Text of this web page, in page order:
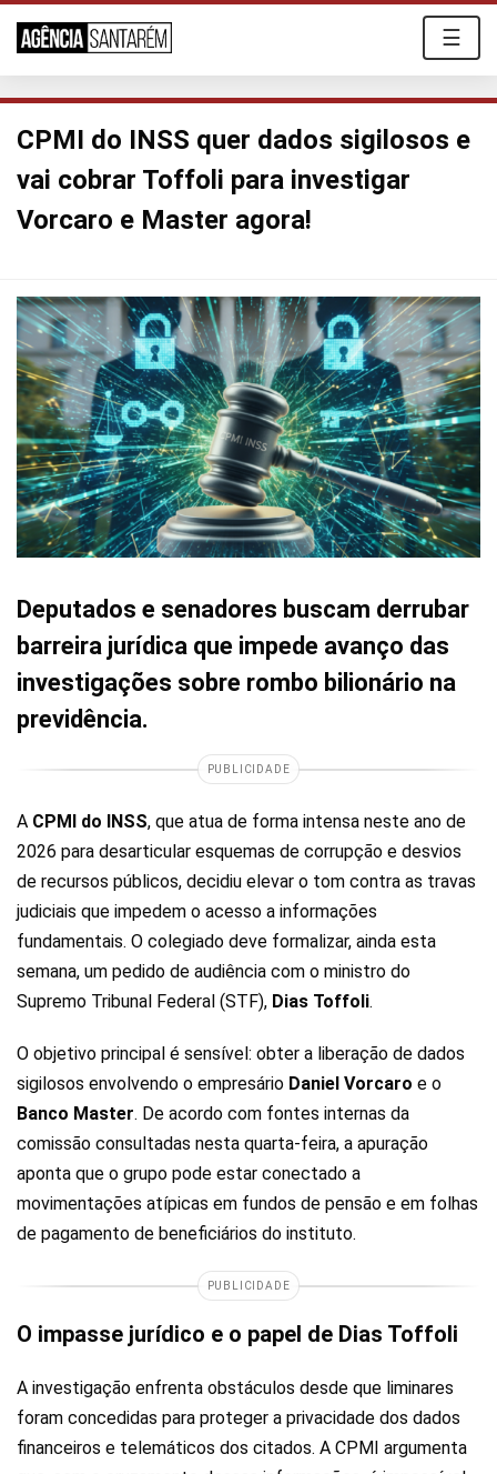
☰
CPMI do INSS quer dados sigilosos e
vai cobrar Toffoli para investigar
Vorcaro e Master agora!
Deputados e senadores buscam derrubar
barreira jurídica que impede avanço das
investigações sobre rombo bilionário na
previdência.
PUBLICIDADE
A CPMI do INSS, que atua de forma intensa neste ano de
2026 para desarticular esquemas de corrupção e desvios
de recursos públicos, decidiu elevar o tom contra as travas
judiciais que impedem o acesso a informações
fundamentais. O colegiado deve formalizar, ainda esta
semana, um pedido de audiência com o ministro do
Supremo Tribunal Federal (STF), Dias Toffoli.
O objetivo principal é sensível: obter a liberação de dados
sigilosos envolvendo o empresário Daniel Vorcaro e o
Banco Master. De acordo com fontes internas da
comissão consultadas nesta quarta-feira, a apuração
aponta que o grupo pode estar conectado a
movimentações atípicas em fundos de pensão e em folhas
de pagamento de beneficiários do instituto.
PUBLICIDADE
O impasse jurídico e o papel de Dias Toffoli
A investigação enfrenta obstáculos desde que liminares
foram concedidas para proteger a privacidade dos dados
financeiros e telemáticos dos citados. A CPMI argumenta